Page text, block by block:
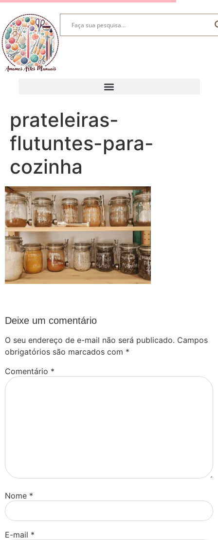
prateleiras-
flutuntes-para-
cozinha
Deixe um comentário
O seu endereço de e-mail não será publicado. Campos
obrigatórios são marcados com *
Comentário *
Nome *
E-mail *